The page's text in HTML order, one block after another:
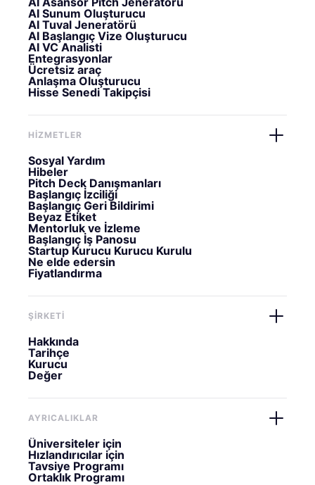
AI Sunum Oluşturucu
AI Tuval Jeneratörü
AI Başlangıç Vize Oluşturucu
AI VC Analisti
Entegrasyonlar
Ücretsiz araç
Anlaşma Oluşturucu
Hisse Senedi Takipçisi
HİZMETLER
Sosyal Yardım
Hibeler
Pitch Deck Danışmanları
Başlangıç İzciliği
Başlangıç Geri Bildirimi
Beyaz Etiket
Mentorluk ve İzleme
Başlangıç İş Panosu
Startup Kurucu Kurucu Kurulu
Ne elde edersin
Fiyatlandırma
ŞİRKETİ
Hakkında
Tarihçe
Kurucu
Değer
AYRICALIKLAR
Üniversiteler için
Hızlandırıcılar için
Tavsiye Programı
Ortaklık Programı